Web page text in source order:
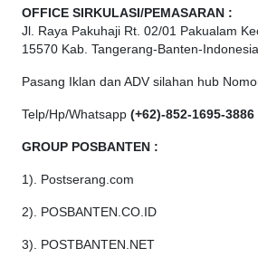
OFFICE SIRKULASI/PEMASARAN :
Jl. Raya Pakuhaji Rt. 02/01 Pakualam
15570 Kab. Tangerang-Banten-Indonesia
Pasang Iklan dan ADV silahan hub
Telp/Hp/Whatsapp (+62)-852-1695-3886
GROUP POSBANTEN :
1). Postserang.com
2). POSBANTEN.CO.ID
3). POSTBANTEN.NET